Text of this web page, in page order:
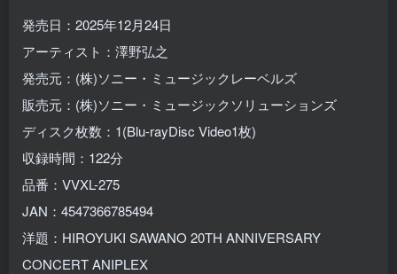
発売日：2025年12月24日
アーティスト：澤野弘之
発売元：(株)ソニー・ミュージックレーベルズ
販売元：(株)ソニー・ミュージックソリューションズ
ディスク枚数：1(Blu-rayDisc Video1枚)
収録時間：122分
品番：VVXL-275
JAN：4547366785494
洋題：HIROYUKI SAWANO 20TH ANNIVERSARY
CONCERT ANIPLEX